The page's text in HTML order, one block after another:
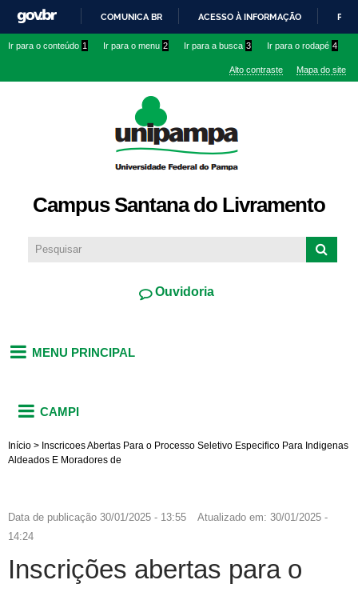
conteúdo
IR
O
COMUNICA BR ACESSO À INFORMAÇÃO
Ir para o conteúdo 1 Ir para o menu 2 Ir para a busca 3 Ir para o rodapé 4
Alto contraste Mapa do site
Campus Santana do Livramento
Ouvidoria
MENU PRINCIPAL
CAMPI
Início > Inscricoes Abertas Para o Processo Seletivo Especifico Para Indigenas
Aldeados E Moradores de
Data de publicação 30/01/2025 - 13:55 Atualizado em: 30/01/2025 -
14:24
Inscrições abertas para o